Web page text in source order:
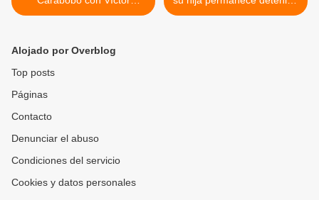
Pacheco en la Presidencia
e incomunicado desde hace
Alojado por Overblog
Top posts
Páginas
Contacto
Denunciar el abuso
Condiciones del servicio
Cookies y datos personales